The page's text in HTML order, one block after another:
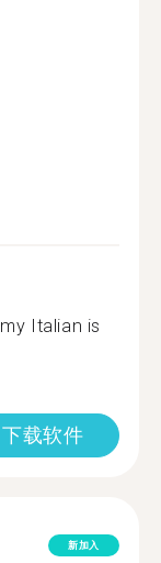
Italian is
下载软件
新加入